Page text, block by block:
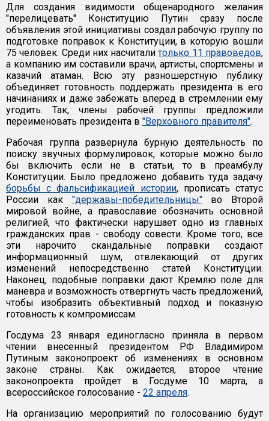
Для создания видимости общенародного желания
"перелицевать" Конституцию Путин сразу после
объявления этой инициативы создал рабочую группу по
подготовке поправок к Конституции, в которую вошли
75 человек. Среди них насчиталитолько 11 правоведов,
а компанию им составили врачи, артисты, спортсмены и
казачий атаман. Всю эту разношерстную публику
объединяет готовность поддержать президента в его
начинаниях и даже забежать вперед в стремлении ему
угодить. Так, члены рабочей группы предложили
переименовать президента в "Верховного правителя".
Рабочая группа развернула бурную деятельность по
поиску звучных формулировок, которые можно было
бы включить если не в статьи, то в преамбулу
Конституции. Было предложено добавить туда задачу
борьбы с фальсификацией истории, прописать статус
России как "державы-победительницы"во Второй
мировой войне, а православие обозначить основной
религией, что фактически нарушает одно из главных
гражданских прав - свободу совести. Кроме того, все
эти нарочито скандальные поправки создают
информационный шум, отвлекающий от других
изменений непосредственно статей Конституции.
Наконец, подобные поправки дают Кремлю поле для
маневра и возможность отвергнуть часть предложений,
чтобы изобразить объективный подход и показную
готовность к компромиссам.
Госдума 23 января единогласно приняла в первом
чтении внесенный президентом РФ Владимиром
Путиным законопроект об изменениях в основном
законе страны. Как ожидается, второе чтение
законопроекта пройдет в Госдуме 10 марта, а
всероссийское голосование - 22 апреля.
На организацию мероприятий по голосованию будут